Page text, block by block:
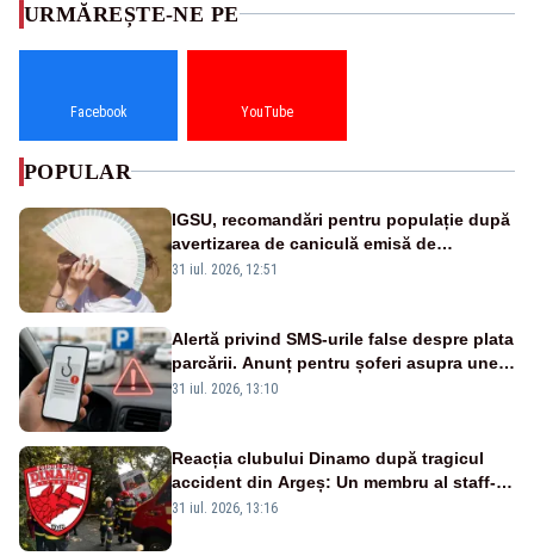
URMĂREȘTE-NE PE
Facebook YouTube
POPULAR
IGSU, recomandări pentru populație după
avertizarea de caniculă emisă de
meteorologi
31 iul. 2026, 12:51
Alertă privind SMS-urile false despre plata
parcării. Anunț pentru șoferi asupra unei
noi metode de fraudă online
31 iul. 2026, 13:10
Reacția clubului Dinamo după tragicul
accident din Argeș: Un membru al staff-
ului medical a murit, antrenorul Adrian
31 iul. 2026, 13:16